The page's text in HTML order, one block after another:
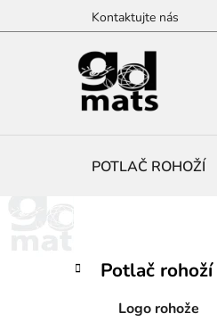
na
Kontaktujte nás
POTLAČ ROHOŽÍ
BPreskočiť
kategórie
K
a
Potlač rohoží
Logo rohože